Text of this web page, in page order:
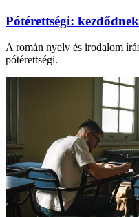
Pótérettségi:
A román nyelv és irodalom
pótérettségi.